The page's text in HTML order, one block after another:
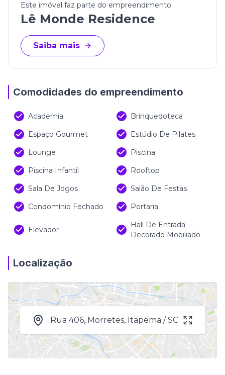
Este imóvel faz parte do empreendimento
Lê Monde Residence
Saiba mais
Comodidades do empreendimento
Academia
Brinquedoteca
Espaço Gourmet
Estúdio De Pilates
Lounge
Piscina
Piscina Infantil
Rooftop
Sala De Jogos
Salão De Festas
Condomínio Fechado
Portaria
Elevador
Hall De Entrada
Decorado Mobiliado
Localização
Rua 406, Morretes, Itapema / SC